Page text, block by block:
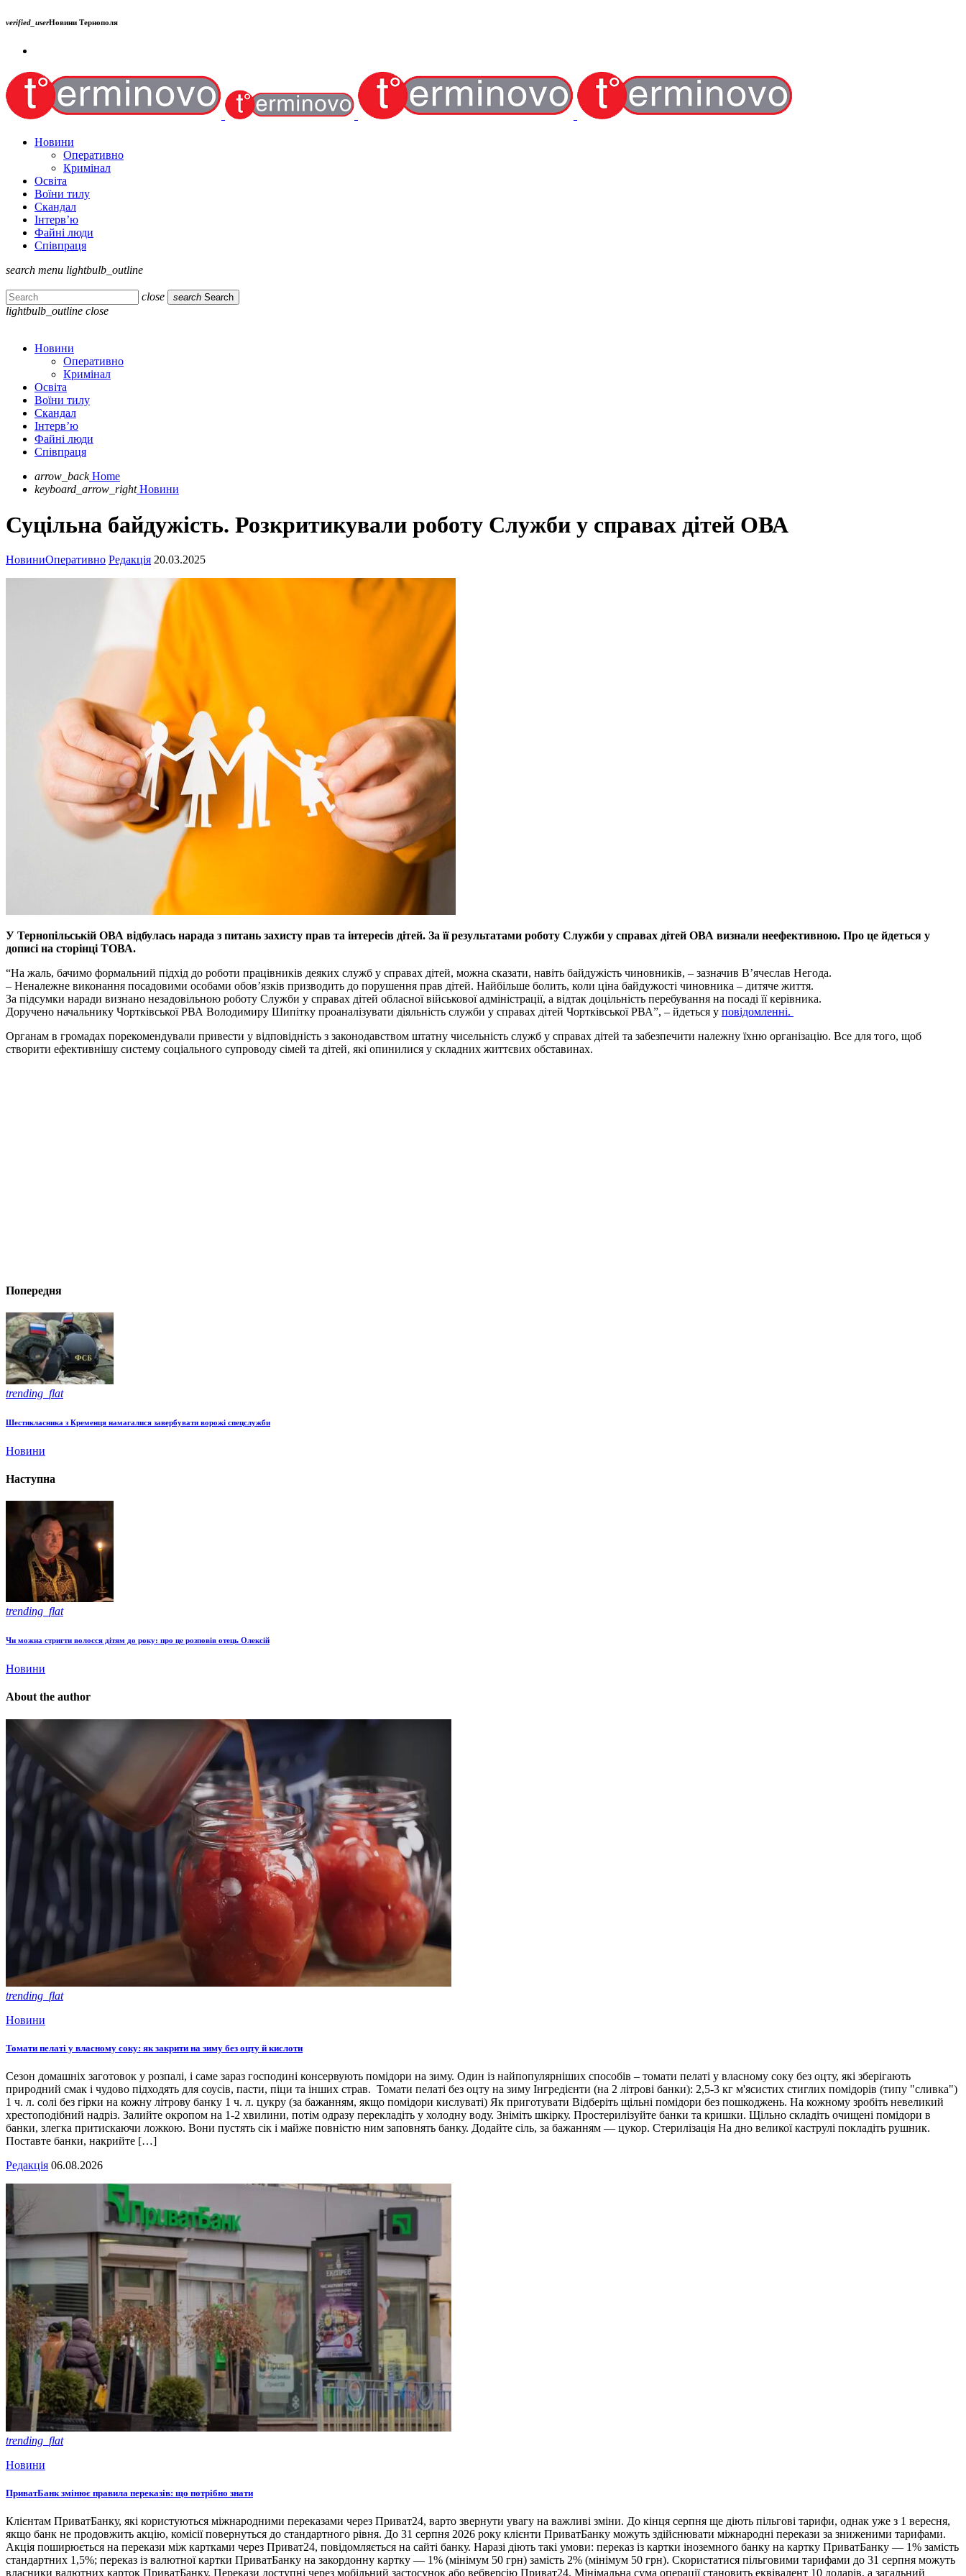
verified_userНовини Тернополя
Новини
Оперативно
Кримінал
Освіта
Воїни тилу
Скандал
Інтерв’ю
Файні люди
Співпраця
search menu lightbulb_outline
close search Search
lightbulb_outline close
Новини
Оперативно
Кримінал
Освіта
Воїни тилу
Скандал
Інтерв’ю
Файні люди
Співпраця
arrow_back Home
keyboard_arrow_right Новини
Суцільна байдужість. Розкритикували роботу Служби у справах дітей ОВА
НовиниОперативно Редакція 20.03.2025
У Тернопільській ОВА відбулась нарада з питань захисту прав та інтересів дітей. За її результатами роботу Служби у справах дітей ОВА визнали неефективною. Про це йдеться у
дописі на сторінці ТОВА.
“На жаль, бачимо формальний підхід до роботи працівників деяких служб у справах дітей, можна сказати, навіть байдужість чиновників, – зазначив В’ячеслав Негода.
– Неналежне виконання посадовими особами обов’язків призводить до порушення прав дітей. Найбільше болить, коли ціна байдужості чиновника – дитяче життя.
За підсумки наради визнано незадовільною роботу Служби у справах дітей обласної військової адміністрації, а відтак доцільність перебування на посаді її керівника.
Доручено начальнику Чортківської РВА Володимиру Шипітку проаналізувати діяльність служби у справах дітей Чортківської РВА”, – йдеться у повідомленні.
Органам в громадах порекомендували привести у відповідність з законодавством штатну чисельність служб у справах дітей та забезпечити належну їхню організацію. Все для того, щоб
створити ефективнішу систему соціального супроводу сімей та дітей, які опинилися у складних життєвих обставинах.
Попередня
trending_flat
Шестикласника з Кременця намагалися завербувати ворожі спецслужби
Новини
Наступна
trending_flat
Чи можна стригти волосся дітям до року: про це розповів отець Олексій
Новини
About the author
trending_flat
Новини
Томати пелаті у власному соку: як закрити на зиму без оцту й кислоти
Сезон домашніх заготовок у розпалі, і саме зараз господині консервують помідори на зиму. Один із найпопулярніших способів – томати пелаті у власному соку без оцту, які зберігають
природний смак і чудово підходять для соусів, пасти, піци та інших страв. Томати пелаті без оцту на зиму Інгредієнти (на 2 літрові банки): 2,5-3 кг м'ясистих стиглих помідорів (типу "сливка")
1 ч. л. солі без гірки на кожну літрову банку 1 ч. л. цукру (за бажанням, якщо помідори кислуваті) Як приготувати Відберіть щільні помідори без пошкоджень. На кожному зробіть невеликий
хрестоподібний надріз. Залийте окропом на 1-2 хвилини, потім одразу перекладіть у холодну воду. Зніміть шкірку. Простерилізуйте банки та кришки. Щільно складіть очищені помідори в
банки, злегка притискаючи ложкою. Вони пустять сік і майже повністю ним заповнять банку. Додайте сіль, за бажанням — цукор. Стерилізація На дно великої каструлі покладіть рушник.
Поставте банки, накрийте […]
Редакція 06.08.2026
trending_flat
Новини
ПриватБанк змінює правила переказів: що потрібно знати
Клієнтам ПриватБанку, які користуються міжнародними переказами через Приват24, варто звернути увагу на важливі зміни. До кінця серпня ще діють пільгові тарифи, однак уже з 1 вересня,
якщо банк не продовжить акцію, комісії повернуться до стандартного рівня. До 31 серпня 2026 року клієнти ПриватБанку можуть здійснювати міжнародні перекази за зниженими тарифами.
Акція поширюється на перекази між картками через Приват24, повідомляється на сайті банку. Наразі діють такі умови: переказ із картки іноземного банку на картку ПриватБанку — 1% замість
стандартних 1,5%; переказ із валютної картки ПриватБанку на закордонну картку — 1% (мінімум 50 грн) замість 2% (мінімум 50 грн). Скористатися пільговими тарифами до 31 серпня можуть
власники валютних карток ПриватБанку. Перекази доступні через мобільний застосунок або вебверсію Приват24. Мінімальна сума операції становить еквівалент 10 доларів, а загальний